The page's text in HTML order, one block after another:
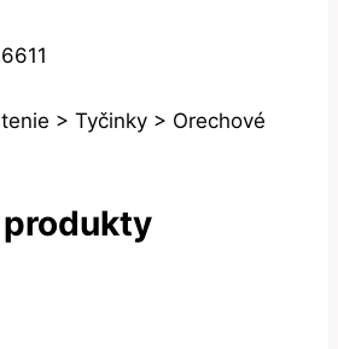
> Tyčinky > Orechové